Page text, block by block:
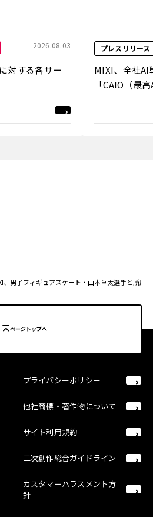
2026.08.03
対する各サー
プレスリリース
MIXI、全社AI
「CAIO（最
、男子フィギュアスケート・山本草太選手と所属
ページトップへ
プライバシーポリシー
他社商標・著作物について
サイト利用規約
二次創作総合ガイドライン
カスタマーハラスメント方
針